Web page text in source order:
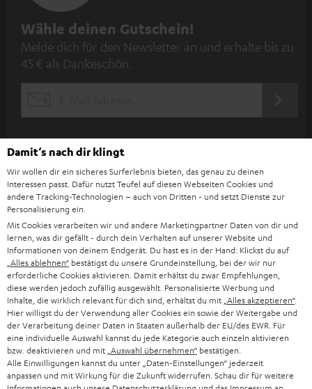
N
e
w
t
t
e
r
a
n
m
e
l
d
u
n
Wähle deinen Gutschein!
Melde dich für den Newsletter an und erhalte bis zu
45 € als Dankeschön.
Kategorien
HEIMKINO
HEIMKINO-KOMPLETTANLAGEN
SOUNDBAR
Unternehmen
SUPPORT
KARRIERE
Teufel Onlineshops
DEUTSCHLAND
Damit‘s nach dir klingt
Wir wollen dir ein sicheres Surferlebnis bieten, das genau zu deinen
Interessen passt. Dafür nutzt Teufel auf diesen Webseiten Cookies und
andere Tracking-Technologien – auch von Dritten - und setzt Dienste zur
Personalisierung ein.
Mit Cookies verarbeiten wir und andere Marketingpartner Daten von dir und
lernen, was dir gefällt - durch dein Verhalten auf unserer Website und
Informationen von deinem Endgerät. Du hast es in der Hand: Klickst du auf
„Alles ablehnen“ bestätigst du unsere Grundeinstellung, bei der wir nur
erforderliche Cookies aktivieren. Damit erhältst du zwar Empfehlungen,
diese werden jedoch zufällig ausgewählt. Personalisierte Werbung und
Inhalte, die wirklich relevant für dich sind, erhältst du mit „Alles akzeptieren“.
Hier willigst du der Verwendung aller Cookies ein sowie der Weitergabe und
der Verarbeitung deiner Daten in Staaten außerhalb der EU/des EWR. Für
eine individuelle Auswahl kannst du jede Kategorie auch einzeln aktivieren
bzw. deaktivieren und mit „Auswahl übernehmen“ bestätigen.
Alle Einwilligungen kannst du unter „Daten-Einstellungen“ jederzeit
anpassen und mit Wirkung für die Zukunft widerrufen. Schau dir für weitere